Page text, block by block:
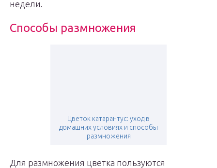
недели.
Способы размножения
Цветок катарантус: уход в
домашних условиях и способы
размножения
Для размножения цветка пользуются